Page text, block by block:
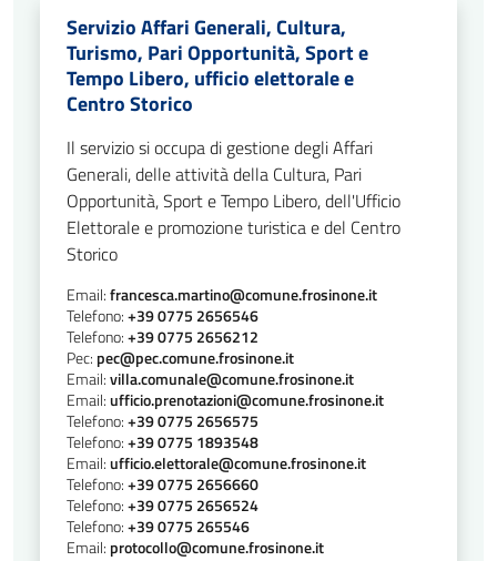
Servizio Affari Generali, Cultura,
Turismo, Pari Opportunità, Sport e
Tempo Libero, ufficio elettorale e
Centro Storico
Il servizio si occupa di gestione degli Affari
Generali, delle attività della Cultura, Pari
Opportunità, Sport e Tempo Libero, dell'Ufficio
Elettorale e promozione turistica e del Centro
Storico
Email:francesca.martino@comune.frosinone.it
Telefono:+39 0775 2656546
Telefono:+39 0775 2656212
Pec: pec@pec.comune.frosinone.it
Email:villa.comunale@comune.frosinone.it
Email:ufficio.prenotazioni@comune.frosinone.it
Telefono:+39 0775 2656575
Telefono:+39 0775 1893548
Email:ufficio.elettorale@comune.frosinone.it
Telefono:+39 0775 2656660
Telefono:+39 0775 2656524
Telefono:+39 0775 265546
Email: protocollo@comune.frosinone.it